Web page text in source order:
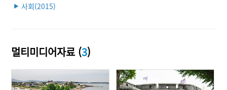
▶ 사회(2015)
멀티미디어자료 (3)